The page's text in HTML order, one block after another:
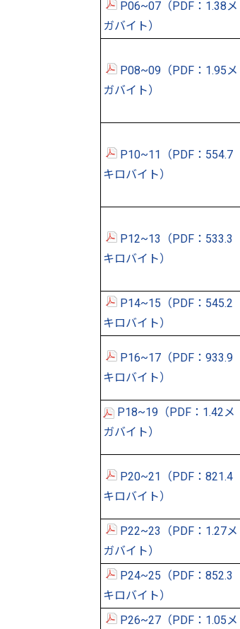
P06~07（PDF：1.38メ
ガバイト）
P08~09（PDF：1.95メ
ガバイト）
P10~11（PDF：554.7
キロバイト）
P12~13（PDF：533.3
キロバイト）
P14~15（PDF：545.2
キロバイト）
P16~17（PDF：933.9
キロバイト）
P18~19（PDF：1.42メ
ガバイト）
P20~21（PDF：821.4
キロバイト）
P22~23（PDF：1.27メ
ガバイト）
P24~25（PDF：852.3
キロバイト）
P26~27（PDF：1.05メ